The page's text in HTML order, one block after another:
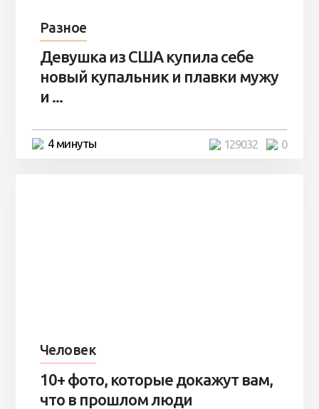
Разное
Девушка из США купила себе
новый купальник и плавки мужу
и ...
4 минуты 0
129032
Человек
10+ фото, которые докажут вам,
что в прошлом люди